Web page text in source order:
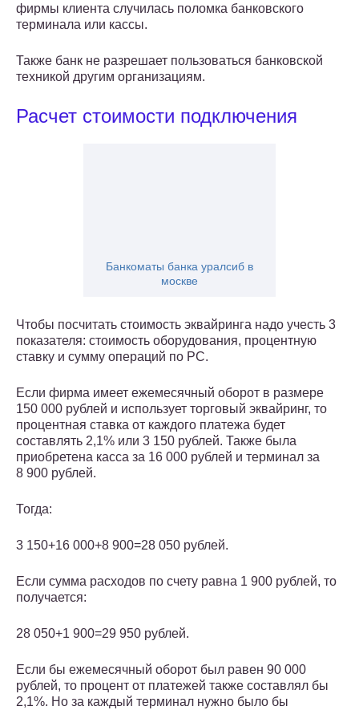
фирмы клиента случилась поломка банковского
терминала или кассы.
Также банк не разрешает пользоваться банковской
техникой другим организациям.
Расчет стоимости подключения
Банкоматы банка уралсиб в
москве
Чтобы посчитать стоимость эквайринга надо учесть 3
показателя: стоимость оборудования, процентную
ставку и сумму операций по РС.
Если фирма имеет ежемесячный оборот в размере
150 000 рублей и использует торговый эквайринг, то
процентная ставка от каждого платежа будет
составлять 2,1% или 3 150 рублей. Также была
приобретена касса за 16 000 рублей и терминал за
8 900 рублей.
Тогда:
3 150+16 000+8 900=28 050 рублей.
Если сумма расходов по счету равна 1 900 рублей, то
получается:
28 050+1 900=29 950 рублей.
Если бы ежемесячный оборот был равен 90 000
рублей, то процент от платежей также составлял бы
2,1%. Но за каждый терминал нужно было бы